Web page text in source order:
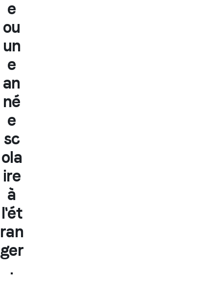
e
ou
un
e
an
né
e
sc
ola
ire
à
l'ét
ran
ger
.